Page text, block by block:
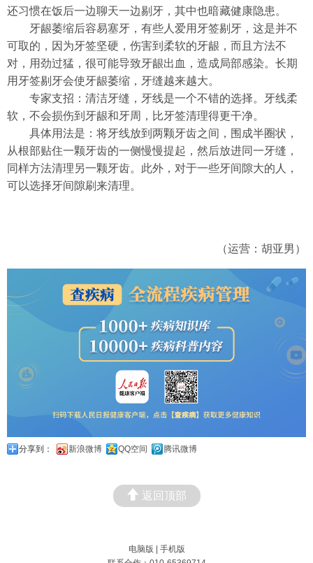
还习惯在饭后一边聊天一边剔牙，其中也暗藏健康隐患。
牙龈萎缩后容易塞牙，有些人爱用牙签剔牙，这是并不
可取的，因为牙签坚硬，伤害到柔软的牙龈，而且方法不
对，用劲过猛，很可能导致牙龈出血，造成局部感染。长期
用牙签剔牙会使牙龈萎缩，牙缝越来越大。
专家支招：清洁牙缝，牙线是一个不错的选择。牙线柔
软，不会损伤到牙龈和牙周，比牙签清理得更干净。
具体用法是：将牙线放到两颗牙齿之间，围成半圈状，
从根部贴住一颗牙齿的一侧慢慢提起，然后放进同一牙缝，
同样方法清理另一颗牙齿。此外，对于一些牙间隙大的人，
可以选择牙间隙刷来清理。
（运营：胡亚男）
分享到： 新浪微博 QQ空间 腾讯微博
返回顶部
电脑版 | 手机版